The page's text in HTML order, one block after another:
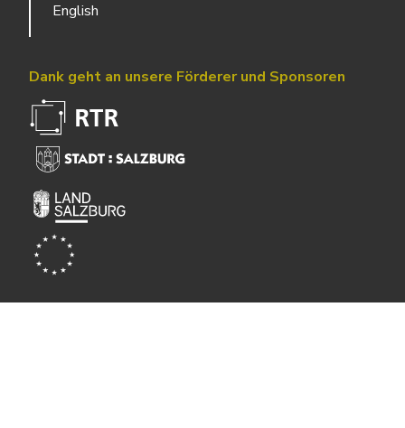
English
Dank geht an unsere Förderer und Sponsoren